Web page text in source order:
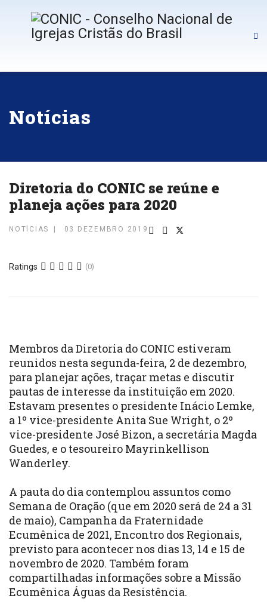
Notícias
Diretoria do CONIC se reúne e
planeja ações para 2020
NOTÍCIAS 03 DEZEMBRO 2019
Ratings (0)
Membros da Diretoria do CONIC estiveram
reunidos nesta segunda-feira, 2 de dezembro,
para planejar ações, traçar metas e discutir
pautas de interesse da instituição em 2020.
Estavam presentes o presidente Inácio Lemke,
a 1º vice-presidente Anita Sue Wright, o 2º
vice-presidente José Bizon, a secretária Magda
Guedes, e o tesoureiro Mayrinkellison
Wanderley.
A pauta do dia contemplou assuntos como
Semana de Oração (que em 2020 será de 24 a 31
de maio), Campanha da Fraternidade
Ecumênica de 2021, Encontro dos Regionais,
previsto para acontecer nos dias 13, 14 e 15 de
novembro de 2020. Também foram
compartilhadas informações sobre a Missão
Ecumênica Águas da Resistência.